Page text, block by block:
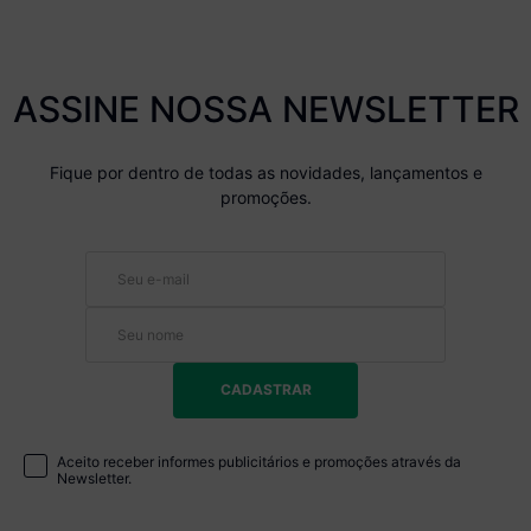
ASSINE NOSSA NEWSLETTER
Fique por dentro de todas as novidades, lançamentos e
promoções.
CADASTRAR
Aceito receber informes publicitários e promoções através da
Newsletter.